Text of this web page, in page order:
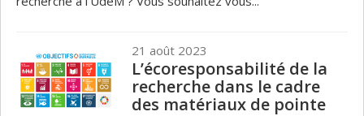
21 août 2023
L’écoresponsabilité de la
recherche dans le cadre
des matériaux de pointe